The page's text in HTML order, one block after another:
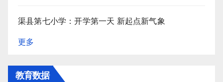
渠县第七小学：开学第一天 新起点新气象
更多
教育数据